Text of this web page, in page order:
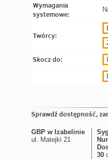
Wymagania
systemowe:
Twórcy:
Skocz do:
Sprawdź dostępność,
GBP w Izabelinie
ul. Matejki 21
30